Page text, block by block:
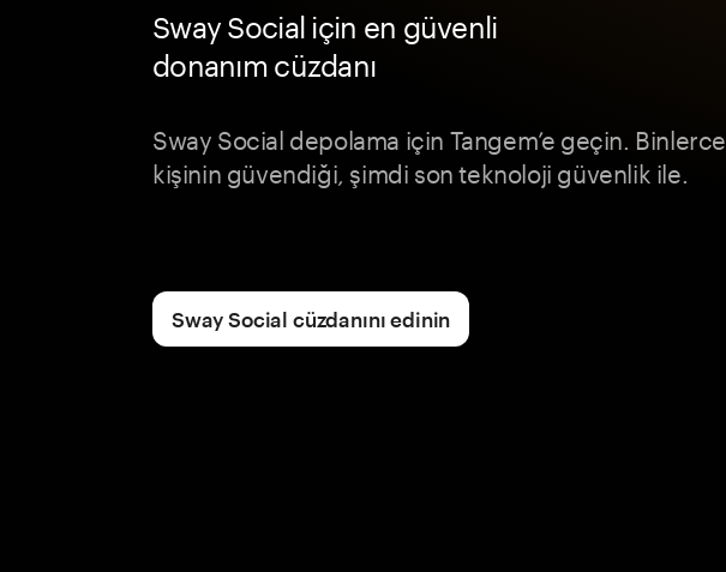
Sway Social için en güvenli
donanım cüzdanı
Sway Social depolama için Tangem’e geçin. Binlerce
kişinin güvendiği, şimdi son teknoloji güvenlik ile.
Sway Social cüzdanını edinin